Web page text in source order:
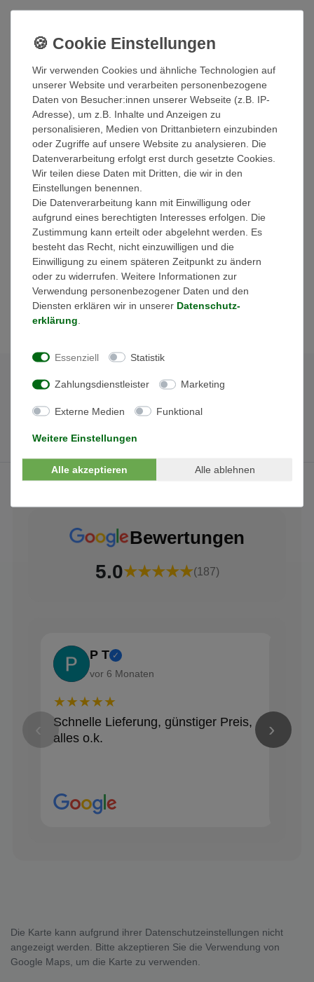
Beschreibung
Technische Daten
Weitere Details
Messgenauigkeit > Klasse 1 innerhalb des gesamten
Temperaturbereichs
Begrenzungskontrolle für Stromexport
LCD-Display, praktisch für Benutzer zur Einrichtung und
Überprüfung
Stromverbrauch gesamt = 1 W
Inkl. 3x Stromwandler (250A)
Bewertungen
5.0★★★★★(187)
P T ✓
vor 6 Monaten
★★★★★
Schnelle Lieferung, günstiger Preis,
alles o.k.
›
Die Karte kann aufgrund ihrer Datenschutzeinstellungen nicht
angezeigt werden. Bitte akzeptieren Sie die Verwendung von
Google Maps, um die Karte zu verwenden.
Wir verwenden Cookies und ähnliche Technologien auf
unserer Website und verarbeiten personenbezogene
Daten von Besucher:innen unserer Webseite (z.B. IP-
Adresse), um z.B. Inhalte und Anzeigen zu
personalisieren, Medien von Drittanbietern einzubinden
oder Zugriffe auf unsere Website zu analysieren. Die
Datenverarbeitung erfolgt erst durch gesetzte Cookies.
Wir teilen diese Daten mit Dritten, die wir in den
Einstellungen benennen.
Die Datenverarbeitung kann mit Einwilligung oder
aufgrund eines berechtigten Interesses erfolgen. Die
Zustimmung kann erteilt oder abgelehnt werden. Es
besteht das Recht, nicht einzuwilligen und die
Einwilligung zu einem späteren Zeitpunkt zu ändern
oder zu widerrufen. Weitere Informationen zur
Verwendung personenbezogener Daten und den
Diensten erklären wir in unserer Daten­schutz­
erklärung
Essenziell Statistik
Zahlungsdienstleister Marketing
Externe Medien Funktional
Weitere Einstellungen
Alle akzeptieren Alle ablehnen